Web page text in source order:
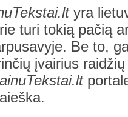
yra
turi tokią pačią
Be to,
įvairius